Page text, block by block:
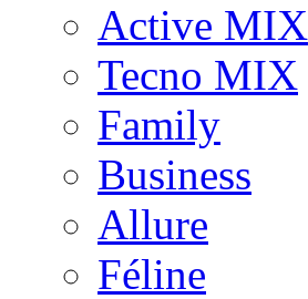
Active MIX
Tecno MIX
Family
Business
Allure
Féline